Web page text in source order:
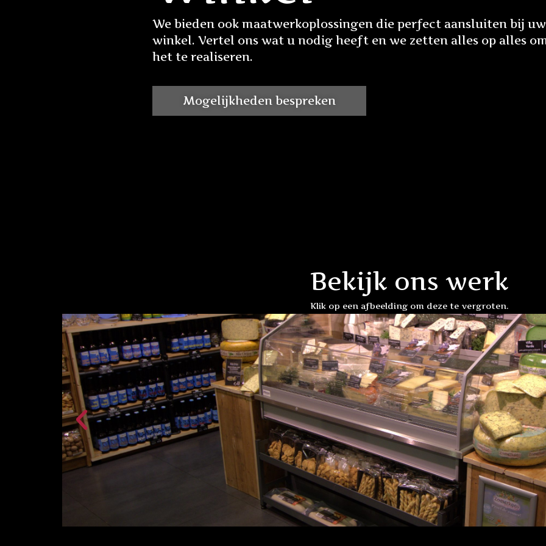
We bieden ook maatwerkoplossingen die perfect aansluiten bij uw
winkel. Vertel ons wat u nodig heeft en we zetten alles op alles
het te realiseren.
Mogelijkheden bespreken
Bekijk ons werk
Klik op een afbeelding om deze te vergroten.